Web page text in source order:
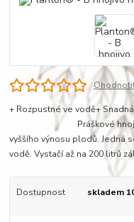
+ Rozpustné ve vodě+
Práškové hnojivo
vyššího výnosu plodů. Jedná
vodě. Vystačí až na 200 litrů
Dostupnost skladem